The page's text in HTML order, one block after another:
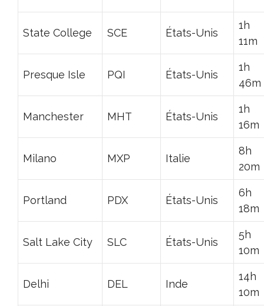
State College SCE États-Unis
1h
11m
Presque Isle PQI États-Unis
1h
46m
Manchester MHT États-Unis
1h
16m
Milano MXP Italie
8h
20m
Portland PDX États-Unis
6h
18m
Salt Lake City SLC États-Unis
5h
10m
Delhi DEL Inde
14h
10m